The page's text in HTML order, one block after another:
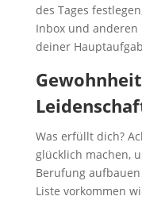
des Tages
Inbox und anderen
deiner
Was erfüllt dich?
glücklich machen,
Berufung
Liste vorkommen